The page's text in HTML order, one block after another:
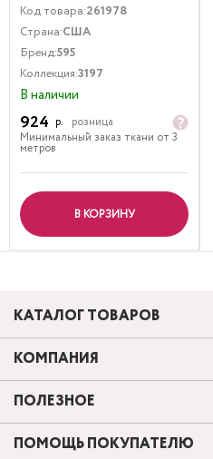
Код товара:261978
Страна:США
Бренд:595
Коллекция:3197
В наличии
924 р.
розница
Минимальный заказ ткани от 3
метров
В КОРЗИНУ
КАТАЛОГ ТОВАРОВ
КОМПАНИЯ
ПОЛЕЗНОЕ
ПОМОЩЬ ПОКУПАТЕЛЮ